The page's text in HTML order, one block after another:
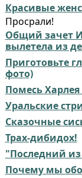
Красивые
Просрали!
Общий зачет
вылетела из
Приготовьте
фото)
Помесь
Уральские
Сказочные
Трах-дибидох!
"Последний
Почему мы